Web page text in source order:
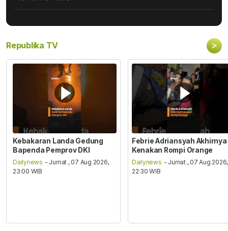
Republika TV >
Kebakaran Landa Gedung
Bapenda Pemprov DKI
Dailynews - Jumat , 07 Aug 2026,
23:00 WIB
Febrie Adriansyah Akhirnya
Kenakan Rompi Orange
Dailynews - Jumat , 07 Aug 2026,
22:30 WIB